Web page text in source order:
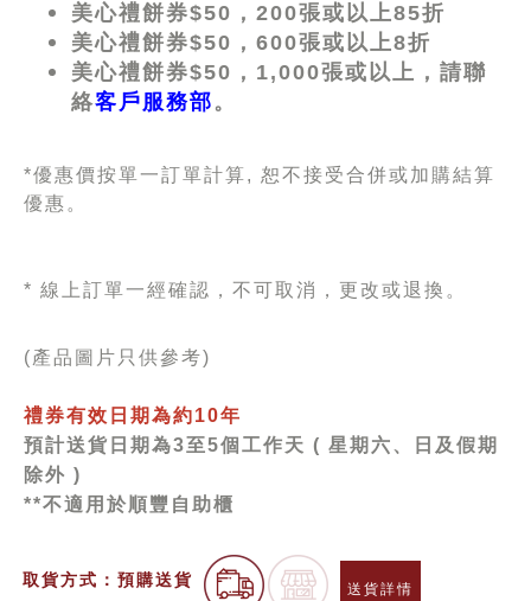
美心禮餅券$50 ， 200張或以上85折
美心禮餅券$50 ， 600張或以上8折
美心禮餅券$50 ， 1,000張或以上，請聯
絡客戶服務部。
*優惠價按單一訂單計算, 恕不接受合併或加購結算
優惠。
* 線上訂單一經確認，不可取消，更改或退換。
(產品圖片只供參考)
禮券有效日期為約10年
預計送貨日期為3至5個工作天 ( 星期六、日及假期
除外 )
**不適用於順豐自助櫃
取貨方式：預購送貨 送貨詳情